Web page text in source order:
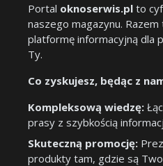
Portal oknoserwis.pl to
naszego magazynu.
platformę informacyjną dla
Ty.
Co zyskujesz, będąc z
Kompleksową wiedzę:
prasy z szybkością
Skuteczną promocję:
produkty tam, gdzie są